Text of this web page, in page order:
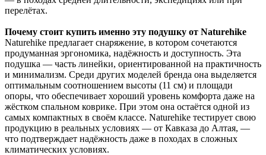
перелётах.
Почему стоит купить именно эту подушку от Naturehike
Naturehike предлагает снаряжение, в котором сочетаются
продуманная эргономика, надёжность и доступность. Эта
подушка — часть линейки, ориентированной на практичность
и минимализм. Среди других моделей бренда она выделяется
оптимальным соотношением высоты (11 см) и площади
опоры, что обеспечивает хороший уровень комфорта даже на
жёстком спальном коврике. При этом она остаётся одной из
самых компактных в своём классе. Naturehike тестирует свою
продукцию в реальных условиях — от Кавказа до Алтая, —
что подтверждает надёжность даже в походах в сложных
климатических условиях.